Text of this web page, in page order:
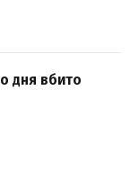
дня вбито